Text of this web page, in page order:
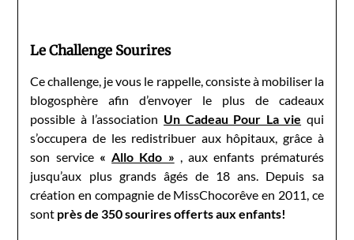
Le Challenge Sourires
Ce challenge, je vous le rappelle, consiste à mobiliser la
blogosphère afin d’envoyer le plus de cadeaux
possible à l’association Un Cadeau Pour La vie qui
s’occupera de les redistribuer aux hôpitaux, grâce à
son service «Allo Kdo » , aux enfants prématurés
jusqu’aux plus grands âgés de 18 ans. Depuis sa
création en compagnie de MissChocorêve en 2011, ce
sont près de 350 sourires offerts aux enfants!